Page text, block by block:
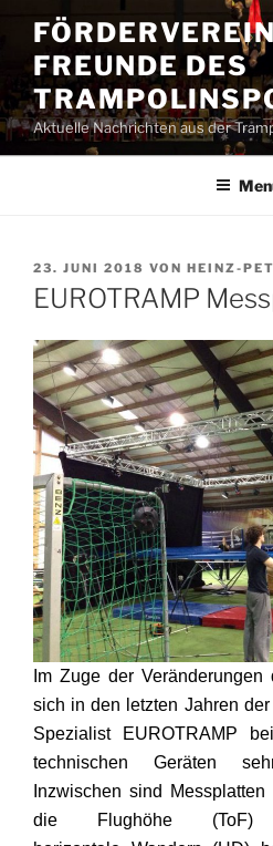
Inhalt
springenFREUNDE DES
Aktuelle Nachrichten aus der
VERÖFFENTLICHT
AM
23. JUNI 2018 VON HEINZ-
EUROTRAMP
Im Zuge der
sich in den letzten Jahren
Spezialist EUROTRAMP
technischen Geräten
Inzwischen sind
die Flughöhe